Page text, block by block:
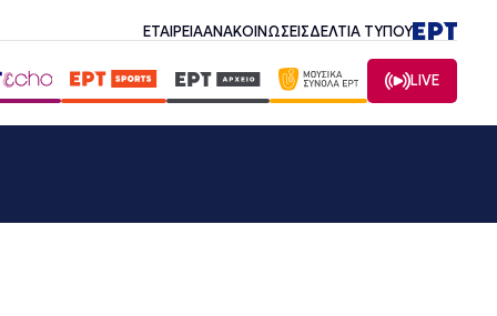
ΕΤΑΙΡΕΙΑΑΝΑΚΟΙΝΩΣΕΙΣΔΕΛΤΙΑ ΤΥΠΟΥ
LIVE